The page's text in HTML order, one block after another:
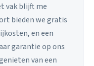
vak blijft me
bieden we gratis
en een
garantie op ons
van een